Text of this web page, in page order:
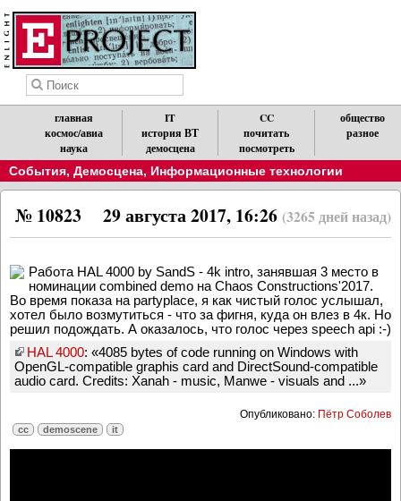
главная
космос/авиа
наука
IT
история ВТ
демосцена
CC
почитать
посмотреть
общество
разное
События, Демосцена, Информационные технологии
29 августа 2017, 16:26 (3265 дней назад)
№ 10823
Работа HAL 4000 by SandS - 4k intro, занявшая 3 место в
номинации combined demo на Chaos Constructions'2017.
Во время показа на partyplace, я как чистый голос услышал,
хотел было возмутиться - что за фигня, куда он влез в 4к. Но
решил подождать. А оказалось, что голос через speech api :-)
HAL 4000: «4085 bytes of code running on Windows with
OpenGL-compatible graphis card and DirectSound-compatible
audio card. Credits: Xanah - music, Manwe - visuals and ...»
Опубликовано: Пётр Соболев
cc demoscene it